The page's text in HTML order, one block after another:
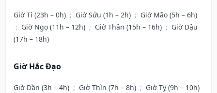
Giờ Tí (23h – 0h) ; Giờ Sửu (1h – 2h) ; Giờ Mão (5h – 6h)
; Giờ Ngọ (11h – 12h) ; Giờ Thân (15h – 16h) ; Giờ Dậu
(17h – 18h)
Giờ Hắc Đạo
Giờ Dần (3h – 4h) ; Giờ Thìn (7h – 8h) ; Giờ Tỵ (9h – 10h)